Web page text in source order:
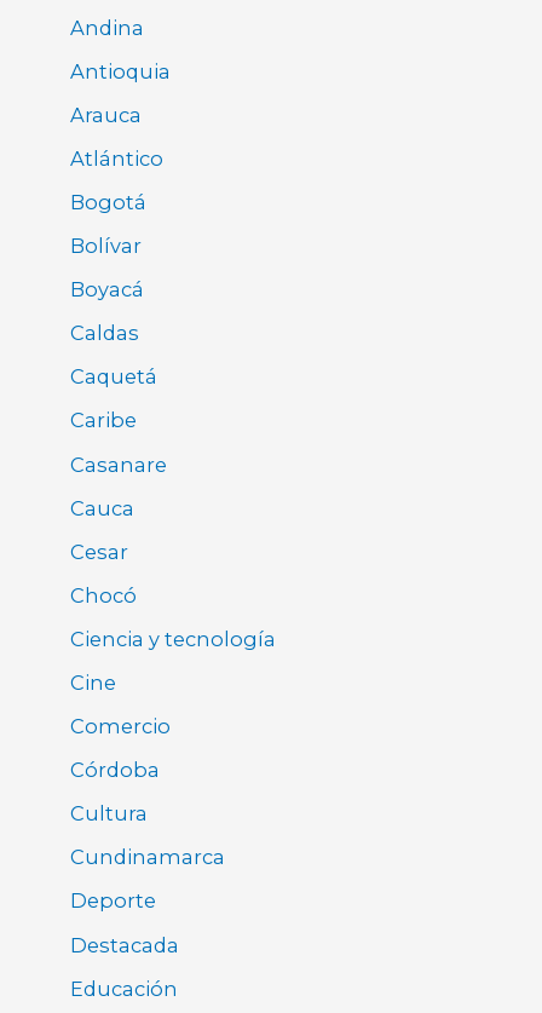
Andina
Antioquia
Arauca
Atlántico
Bogotá
Bolívar
Boyacá
Caldas
Caquetá
Caribe
Casanare
Cauca
Cesar
Chocó
Ciencia y tecnología
Cine
Comercio
Córdoba
Cultura
Cundinamarca
Deporte
Destacada
Educación